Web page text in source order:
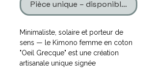
Pièce unique – disponible en un
Minimaliste, solaire et porteur de
sens — le Kimono femme en coton
"Oeil Grecque" est une création
artisanale unique signée